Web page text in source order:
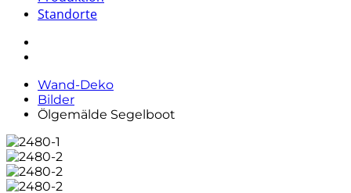
Standorte
Wand-Deko
Bilder
Ölgemälde Segelboot